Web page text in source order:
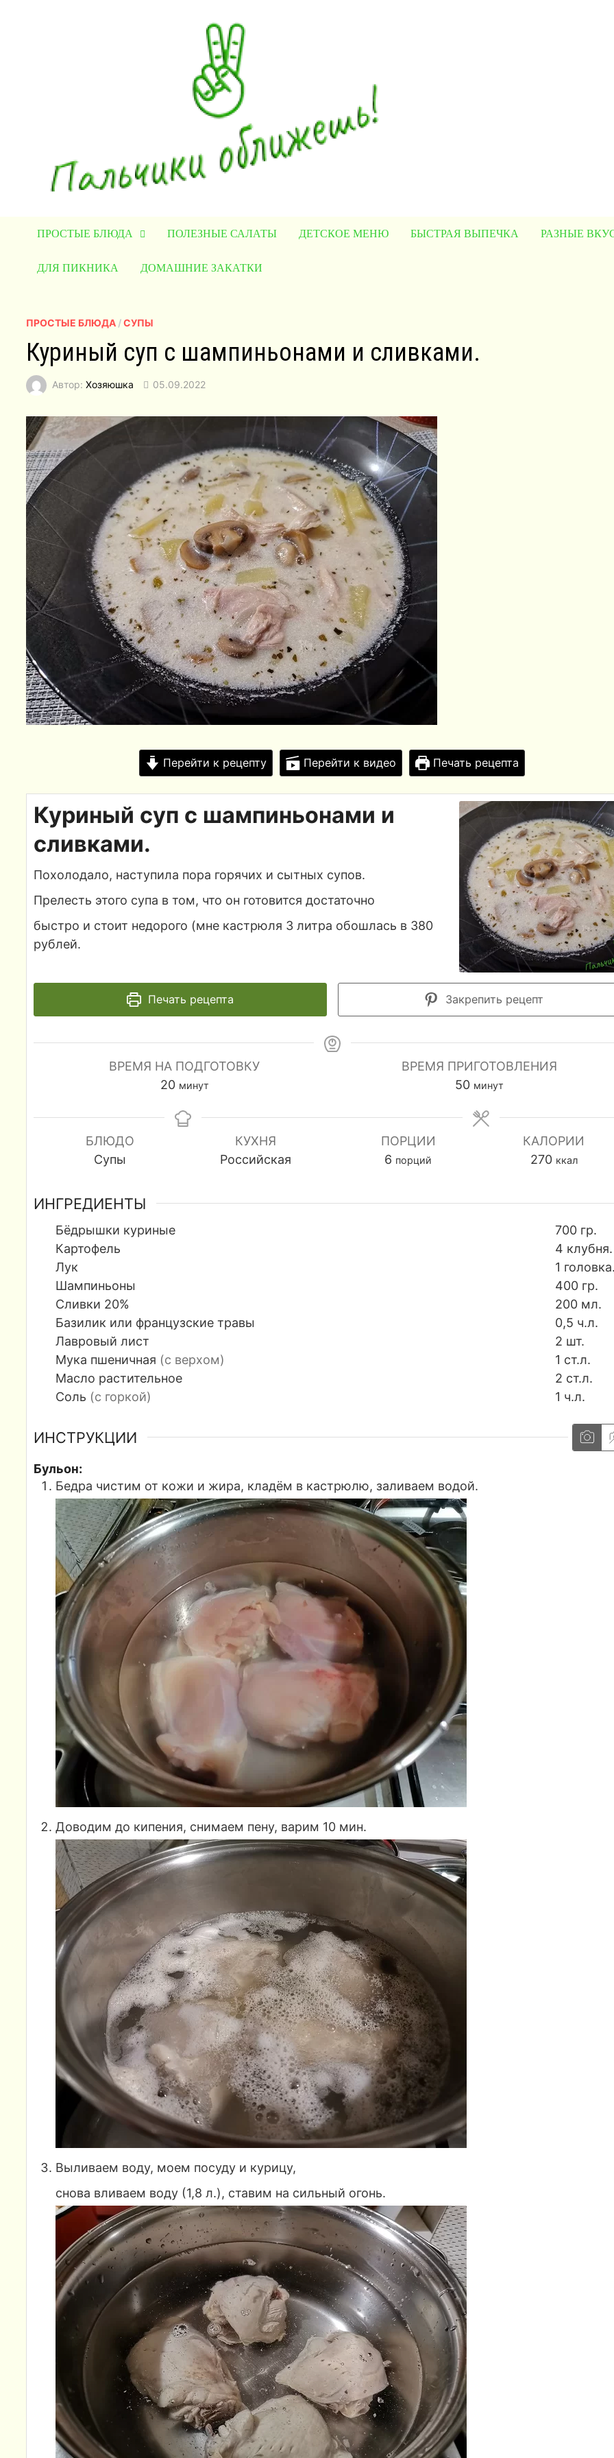
ПРОСТЫЕ БЛЮДА ПОЛЕЗНЫЕ САЛАТЫ ДЕТСКОЕ МЕНЮ БЫСТРАЯ ВЫПЕЧКА РАЗНЫЕ
ДЛЯ ПИКНИКА ДОМАШНИЕ ЗАКАТКИ
ПРОСТЫЕ БЛЮДА /СУПЫ
Куриный суп с шампиньонами и сливками.
Автор:Хозяюшка 05.09.2022
Перейти к рецепту Перейти к видео Печать рецепта
Куриный суп с шампиньонами и
сливками.
Похолодало, наступила пора горячих и сытных супов.
Прелесть этого супа в том, что он готовится достаточно
быстро и стоит недорого (мне кастрюля 3 литра обошлась в 380
рублей.
Печать рецепта Закрепить рецепт
ВРЕМЯ НА ПОДГОТОВКУ
20минуты
минут
ВРЕМЯ ПРИГОТОВЛЕНИЯ
50минуты
минут
БЛЮДО
Супы
КУХНЯ
Российская
ПОРЦИИ
6 порций
КАЛОРИИ
270 ккал
ИНГРЕДИЕНТЫ
Бёдрышки куриные 700 гр.
Картофель
4 клубня.
Лук
1
Шампиньоны
400 гр.
Сливки 20%
200 мл.
Базилик или французские травы
0,5 ч.л.
Лавровый лист
2 шт.
Мука пшеничная (с верхом) 1 ст.л.
Масло растительное
2 ст.л.
Соль (с горкой) 1 ч.л.
ИНСТРУКЦИИ
Бульон:
Бедра чистим от кожи и жира, кладём в кастрюлю, заливаем водой.
Доводим до кипения, снимаем пену, варим 10 мин.
Выливаем воду, моем посуду и курицу,
снова вливаем воду (1,8 л.), ставим на сильный огонь.